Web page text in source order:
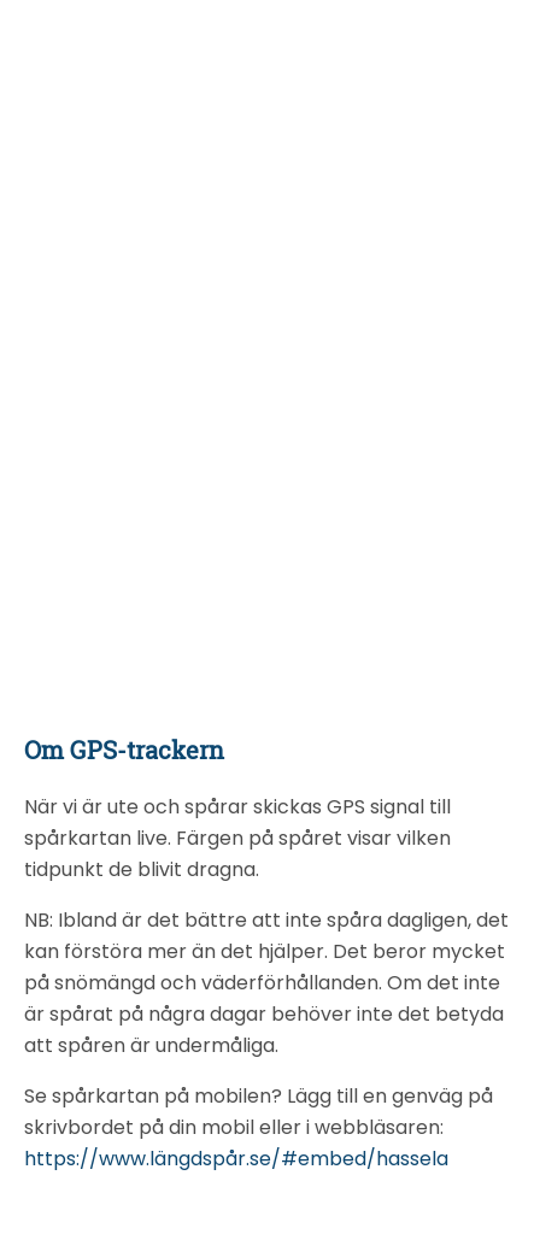
Om GPS-trackern
När vi är ute och spårar skickas GPS signal till
spårkartan live. Färgen på spåret visar vilken
tidpunkt de blivit dragna.
NB: Ibland är det bättre att inte spåra dagligen, det
kan förstöra mer än det hjälper. Det beror mycket
på snömängd och väderförhållanden. Om det inte
är spårat på några dagar behöver inte det betyda
att spåren är undermåliga.
Se spårkartan på mobilen? Lägg till en genväg på
skrivbordet på din mobil eller i webbläsaren:
https://www.längdspår.se/#embed/hassela